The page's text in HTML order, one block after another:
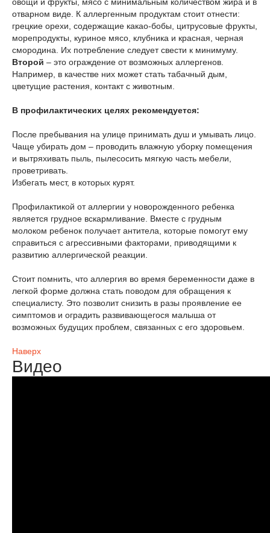
отварном виде. К аллергенным продуктам стоит отнести:
грецкие орехи, содержащие какао-бобы, цитрусовые фрукты,
морепродукты, куриное мясо, клубника и красная, черная
смородина. Их потребление следует свести к минимуму.
Второй – это ограждение от возможных аллергенов.
Например, в качестве них может стать табачный дым,
цветущие растения, контакт с животным.
В профилактических целях рекомендуется:
После пребывания на улице принимать душ и умывать лицо.
Чаще убирать дом – проводить влажную уборку помещения
и вытряхивать пыль, пылесосить мягкую часть мебели,
проветривать.
Избегать мест, в которых курят.
Профилактикой от аллергии у новорожденного ребенка
является грудное вскармливание. Вместе с грудным
молоком ребенок получает антитела, которые помогут ему
справиться с агрессивными факторами, приводящими к
развитию аллергической реакции.
Стоит помнить, что аллергия во время беременности даже в
легкой форме должна стать поводом для обращения к
специалисту. Это позволит снизить в разы проявление ее
симптомов и оградить развивающегося малыша от
возможных будущих проблем, связанных с его здоровьем.
Наверх
Видео